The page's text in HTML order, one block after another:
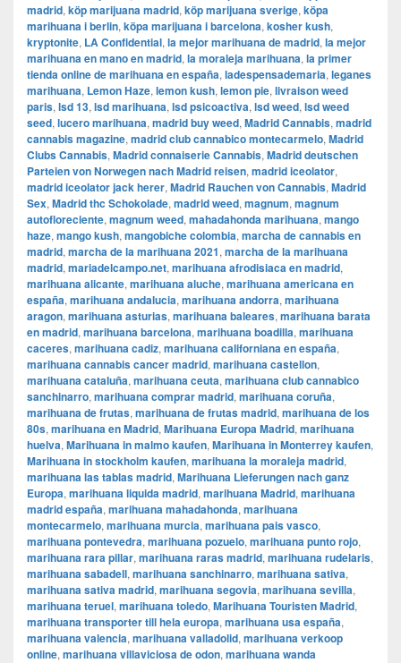
madrid, köp marijuana madrid, köp marijuana sverige, köpa
marihuana i berlin, köpa marijuana i barcelona, kosher kush,
kryptonite, LA Confidential, la mejor marihuana de madrid, la mejor
marihuana en mano en madrid, la moraleja marihuana, la primer
tienda online de marihuana en españa, ladespensademaria, leganes
marihuana, Lemon Haze, lemon kush, lemon pie, livraison weed
paris, lsd 13, lsd marihuana, lsd psicoactiva, lsd weed, lsd weed
seed, lucero marihuana, madrid buy weed, Madrid Cannabis, madrid
cannabis magazine, madrid club cannabico montecarmelo, Madrid
Clubs Cannabis, Madrid connaiserie Cannabis, Madrid deutschen
Parteien von Norwegen nach Madrid reisen, madrid iceolator,
madrid iceolator jack herer, Madrid Rauchen von Cannabis, Madrid
Sex, Madrid thc Schokolade, madrid weed, magnum, magnum
autofloreciente, magnum weed, mahadahonda marihuana, mango
haze, mango kush, mangobiche colombia, marcha de cannabis en
madrid, marcha de la marihuana 2021, marcha de la marihuana
madrid, mariadelcampo.net, marihuana afrodisiaca en madrid,
marihuana alicante, marihuana aluche, marihuana americana en
españa, marihuana andalucia, marihuana andorra, marihuana
aragon, marihuana asturias, marihuana baleares, marihuana barata
en madrid, marihuana barcelona, marihuana boadilla, marihuana
caceres, marihuana cadiz, marihuana californiana en españa,
marihuana cannabis cancer madrid, marihuana castellon,
marihuana cataluña, marihuana ceuta, marihuana club cannabico
sanchinarro, marihuana comprar madrid, marihuana coruña,
marihuana de frutas, marihuana de frutas madrid, marihuana de los
80s, marihuana en Madrid, Marihuana Europa Madrid, marihuana
huelva, Marihuana in malmo kaufen, Marihuana in Monterrey kaufen,
Marihuana in stockholm kaufen, marihuana la moraleja madrid,
marihuana las tablas madrid, Marihuana Lieferungen nach ganz
Europa, marihuana liquida madrid, marihuana Madrid, marihuana
madrid españa, marihuana mahadahonda, marihuana
montecarmelo, marihuana murcia, marihuana pais vasco,
marihuana pontevedra, marihuana pozuelo, marihuana punto rojo,
marihuana rara pillar, marihuana raras madrid, marihuana rudelaris,
marihuana sabadell, marihuana sanchinarro, marihuana sativa,
marihuana sativa madrid, marihuana segovia, marihuana sevilla,
marihuana teruel, marihuana toledo, Marihuana Touristen Madrid,
marihuana transporter till hela europa, marihuana usa españa,
marihuana valencia, marihuana valladolid, marihuana verkoop
online, marihuana villaviciosa de odon, marihuana wanda